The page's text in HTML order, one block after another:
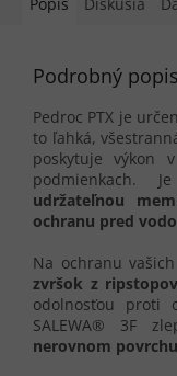
Podrobný popis
Pedroc PTX je
to ľahká,
poskytuje výkon
podmienkach.
udržateľnou
ochranu pred
Na ochranu
zvršok z
odolnosťou proti
SALEWA® 3F
nerovnom